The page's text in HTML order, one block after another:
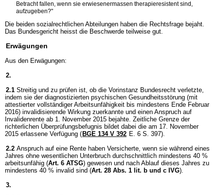
Betracht fallen, wenn sie erwiesenermassen therapieresistent sind,
aufzugeben?"
Die beiden sozialrechtlichen Abteilungen haben die Rechtsfrage bejaht.
Das Bundesgericht heisst die Beschwerde teilweise gut.
Erwägungen
Aus den Erwägungen:
2.
2.1 Streitig und zu prüfen ist, ob die Vorinstanz Bundesrecht verletzte,
indem sie der diagnostizierten psychischen Gesundheitsstörung (mit
attestierter vollständiger Arbeitsunfähigkeit bis mindestens Ende Februar
2016) invalidisierende Wirkung zuerkannte und einen Anspruch auf
Invalidenrente ab 1. November 2015 bejahte. Zeitliche Grenze der
richterlichen Überprüfungsbefugnis bildet dabei die am 17. November
2015 erlassene Verfügung (BGE 134 V 392 E. 6 S. 397).
2.2 Anspruch auf eine Rente haben Versicherte, wenn sie während eines
Jahres ohne wesentlichen Unterbruch durchschnittlich mindestens 40 %
arbeitsunfähig (Art. 6 ATSG) gewesen und nach Ablauf dieses Jahres zu
mindestens 40 % invalid sind (Art. 28 Abs. 1 lit. b und c IVG).
3.